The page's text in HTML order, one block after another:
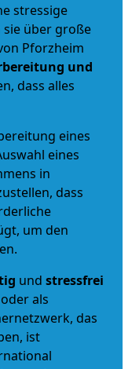
stressige
sie über große
Pforzheim
und
dass alles
eines
eines
in
dass
um den
und stressfrei
oder als
das
ist